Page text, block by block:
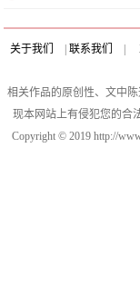
方案
关于我们 联系我们
相关作品的原创性、文中
现本网站上有侵犯您的合
Copyright © 2019 http://